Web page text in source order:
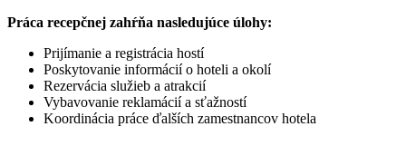
Práca recepčnej zahŕňa nasledujúce úlohy:
Prijímanie a registrácia hostí
Poskytovanie informácií o hoteli a okolí
Rezervácia služieb a atrakcií
Vybavovanie reklamácií a sťažností
Koordinácia práce ďalších zamestnancov hotela